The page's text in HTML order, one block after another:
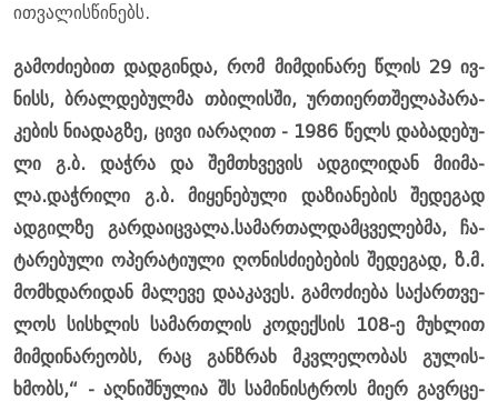
ით­ვა­ლის­წი­ნებს.
გა­მო­ძი­ე­ბით დად­გინ­და, რომ მიმ­დი­ნა­რე წლის 29 ივ­
ნისს, ბრალ­დე­ბულ­მა თბი­ლის­ში, ურ­თი­ერ­თშე­ლა­პა­რა­
კე­ბის ნი­ა­დაგ­ზე, ცივი ია­რა­ღით - 1986 წელს და­ბა­დე­ბუ­
ლი გ.ბ. დაჭ­რა და შემ­თხვე­ვის ად­გი­ლი­დან მი­ი­მა­
ლა.დაჭ­რი­ლი გ.ბ. მი­ყე­ნე­ბუ­ლი და­ზი­ა­ნე­ბის შე­დე­გად
ად­გილ­ზე გარ­და­იც­ვა­ლა.სა­მარ­თალ­დამ­ცვე­ლებ­მა, ჩა­
ტა­რე­ბუ­ლი ოპე­რა­ტი­უ­ლი ღო­ნის­ძი­ე­ბე­ბის შე­დე­გად, ზ.მ.
მომ­ხდა­რი­დან მა­ლე­ვე და­ა­კა­ვეს. გა­მო­ძი­ე­ბა სა­ქარ­თვე­
ლოს სის­ხლის სა­მარ­თლის კო­დექ­სის 108-ე მუხ­ლით
მიმ­დი­ნა­რე­ობს, რაც გან­ზრახ მკვლე­ლო­ბას გუ­ლის­
ხმობს,“ - აღ­ნიშ­ნუ­ლია შს სა­მი­ნის­ტროს მიერ გავ­რცე­